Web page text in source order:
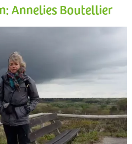
Annelies Boutellier